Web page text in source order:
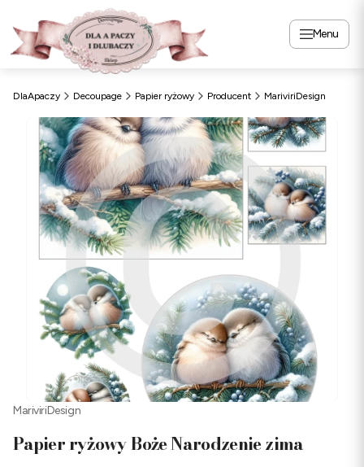
Menu
DlaApaczy Decoupage Papier ryżowy Producent MariviriDesign
MariviriDesign
Papier ryżowy Boże Narodzenie zima